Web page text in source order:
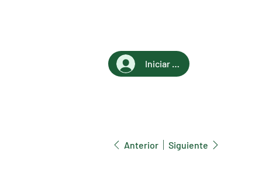
Iniciar sesión
Anterior Siguiente